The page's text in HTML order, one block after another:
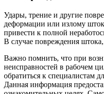
Удары, трение и другие
деформации или излому
привести к полной
В случае повреждения
Важно помнить, что при
неисправностей в рабочем
обратиться к специалистам
Данная информация